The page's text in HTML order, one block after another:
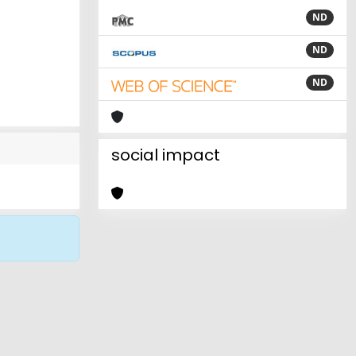
ND
ND
ND
social impact